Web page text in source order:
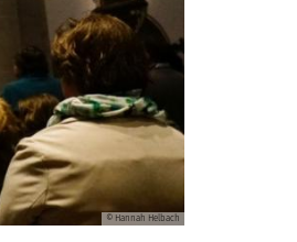
© Hannah Helbach